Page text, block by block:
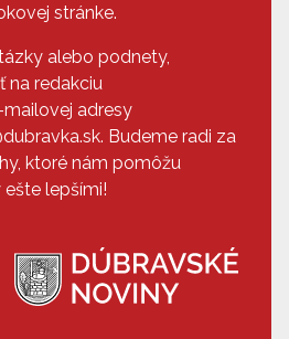
stránke.
alebo podnety,
na redakciu
adresy
Budeme radi za
ktoré nám pomôžu
lepšími!